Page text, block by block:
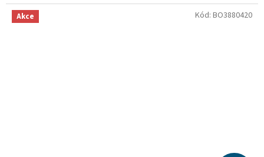
Akce Kód: BO3880420